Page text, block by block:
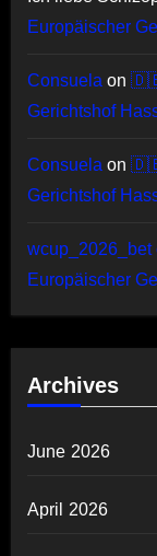
Europäischer
Consuela on 🇩🇪
Gerichtshof
Consuela on 🇩🇪
Gerichtshof
wcup_2026_bet
Europäischer
Archives
June 2026
April 2026